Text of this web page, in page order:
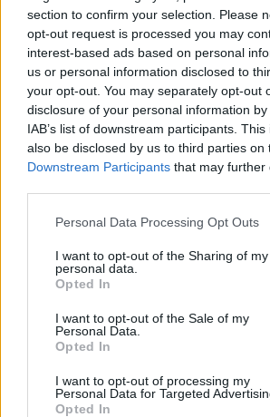
section to confirm your selection. Please
opt-out request is processed you may
interest-based ads based on personal
us or personal information disclosed to
your opt-out. You may separately opt-out
disclosure of your personal information
IAB’s list of downstream participants.
also be disclosed by us to third parties on
Downstream Participants that may further
Personal Data Processing Opt Outs
I want to opt-out of the Sharing of my
personal data.
Opted In
I want to opt-out of the Sale of my
Personal Data.
Opted In
I want to opt-out of processing my
Personal Data for Targeted
Opted In
Skócia
Kate Middleton
St Andrews
brit királyi család